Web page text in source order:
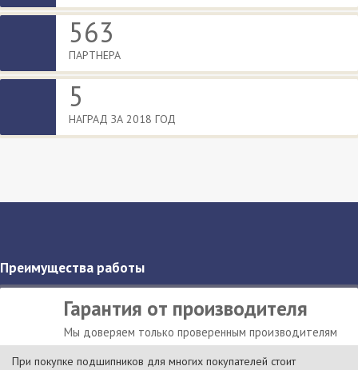
563
ПАРТНЕРА
5
НАГРАД ЗА 2018 ГОД
Преимущества работы
Гарантия от производителя
Мы доверяем только проверенным производителям
При покупке подшипников для многих покупателей стоит